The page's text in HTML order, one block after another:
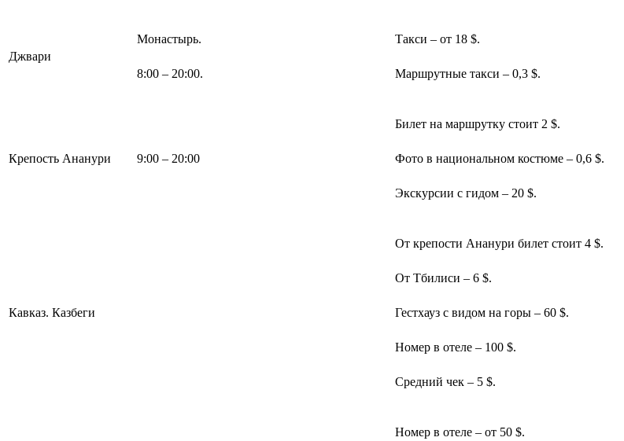
Джвари
Монастырь.
8:00 – 20:00.
Такси – от 18 $.
Маршрутные такси – 0,3 $.
Крепость Ананури 9:00 – 20:00
Билет на маршрутку стоит 2 $.
Фото в национальном костюме – 0,6 $.
Экскурсии с гидом – 20 $.
Кавказ. Казбеги
От крепости Ананури билет стоит 4 $.
От Тбилиси – 6 $.
Гестхауз с видом на горы – 60 $.
Номер в отеле – 100 $.
Средний чек – 5 $.
Номер в отеле – от 50 $.